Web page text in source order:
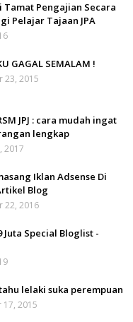
Tamat Pengajian Secara
Pelajar Tajaan JPA
GAGAL SEMALAM !
23, 2015
JPJ : cara mudah ingat
lengkap
2017
Iklan Adsense Di
Blog
22, 2016
Juta Special Bloglist -
lelaki suka perempuan
2015